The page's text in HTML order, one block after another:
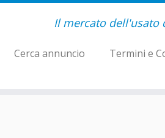
Il mercato dell'usato
Cerca annuncio Termini e